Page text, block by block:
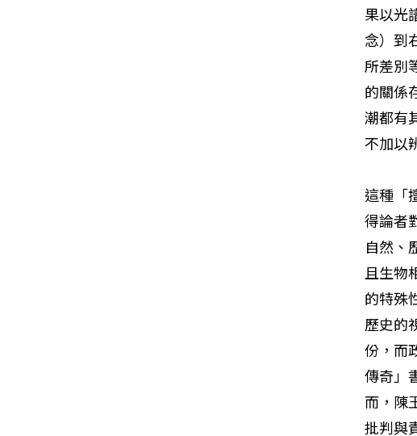
果以光
念）到
所差別
的關係
潮都有
不加以
這種「
得論者
自然、
且生物
的特殊
歷史的
份，而
傳奇」
而，陳
批判與